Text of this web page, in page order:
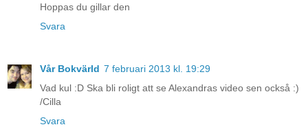
Hoppas du gillar den
Svara
Vår Bokvärld 7 februari 2013 kl. 19:29
Vad kul :D Ska bli roligt att se Alexandras video sen också :)
/Cilla
Svara